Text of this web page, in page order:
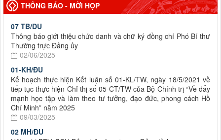
THÔNG BÁO - MỜI HỌP
07 TB/DU
Thông báo giới thiệu chức danh và chữ ký đồng chí Phó Bí thư
Thường trực Đảng ủy
02/06/2025
01-KH/ĐU
Kế hoạch thực hiện Kết luận số 01-KL/TW, ngày 18/5/2021 về
tiếp tục thực hiện Chỉ thị số 05-CT/TW của Bộ Chính trị “Về đẩy
mạnh học tập và làm theo tư tưởng, đạo đức, phong cách Hồ
Chí Minh” năm 2025
09/03/2025
02 MH/ĐU